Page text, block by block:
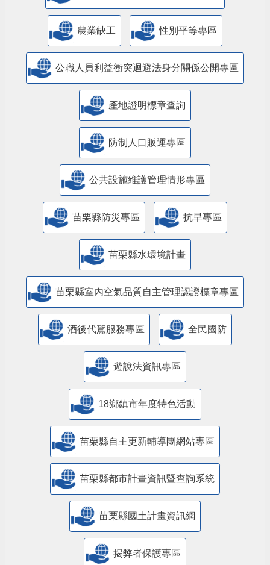
農業缺工 性別平等專區
公職人員利益衝突迴避法身分關係公開專區
產地證明標章查詢
防制人口販運專區
​公共設施維護管理情形專區
苗栗縣防災專區 抗旱專區
苗栗縣水環境計畫
苗栗縣室內空氣品質自主管理認證標章專區
酒後代駕服務專區 全民國防
遊說法資訊專區
18鄉鎮市年度特色活動
苗栗縣自主更新輔導團網站專區
苗栗縣都市計畫資訊暨查詢系統
苗栗縣國土計畫資訊網
揭弊者保護專區